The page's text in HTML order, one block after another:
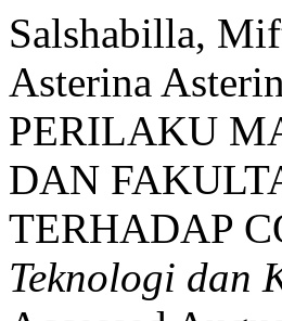
Salshabilla,
Asterina
PERILAKU
DAN
TERHADAP
Teknologi dan